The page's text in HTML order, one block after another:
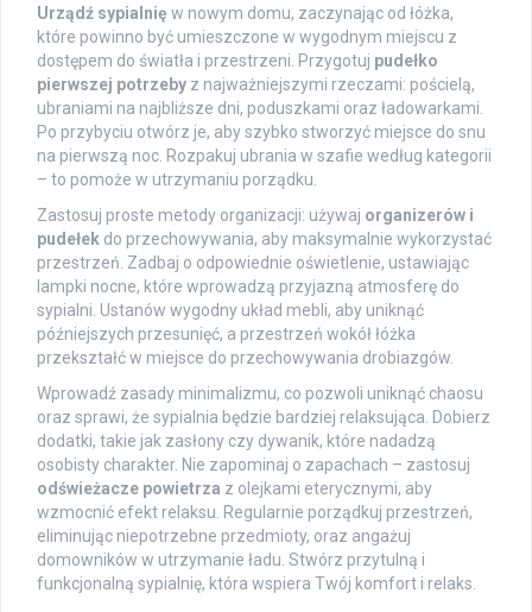
Urządź sypialnię w nowym domu, zaczynając od łóżka,
które powinno być umieszczone w wygodnym miejscu z
dostępem do światła i przestrzeni. Przygotuj pudełko
pierwszej potrzeby z najważniejszymi rzeczami: pościelą,
ubraniami na najbliższe dni, poduszkami oraz ładowarkami.
Po przybyciu otwórz je, aby szybko stworzyć miejsce do snu
na pierwszą noc. Rozpakuj ubrania w szafie według kategorii
– to pomoże w utrzymaniu porządku.
Zastosuj proste metody organizacji: używaj organizerów i
pudełek do przechowywania, aby maksymalnie wykorzystać
przestrzeń. Zadbaj o odpowiednie oświetlenie, ustawiając
lampki nocne, które wprowadzą przyjazną atmosferę do
sypialni. Ustanów wygodny układ mebli, aby uniknąć
późniejszych przesunięć, a przestrzeń wokół łóżka
przekształć w miejsce do przechowywania drobiazgów.
Wprowadź zasady minimalizmu, co pozwoli uniknąć chaosu
oraz sprawi, że sypialnia będzie bardziej relaksująca. Dobierz
dodatki, takie jak zasłony czy dywanik, które nadadzą
osobisty charakter. Nie zapominaj o zapachach – zastosuj
odświeżacze powietrza z olejkami eterycznymi, aby
wzmocnić efekt relaksu. Regularnie porządkuj przestrzeń,
eliminując niepotrzebne przedmioty, oraz angażuj
domowników w utrzymanie ładu. Stwórz przytulną i
funkcjonalną sypialnię, która wspiera Twój komfort i relaks.